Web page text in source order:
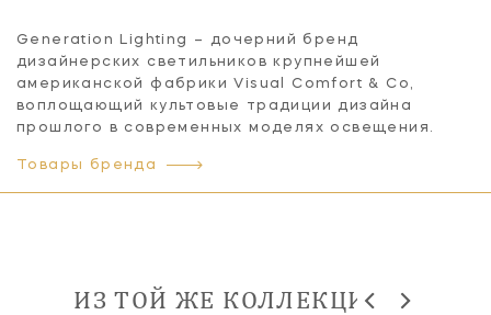
Generation Lighting – дочерний бренд
дизайнерских светильников крупнейшей
американской фабрики Visual Comfort & Co,
воплощающий культовые традиции дизайна
прошлого в современных моделях освещения.
Товары бренда
ИЗ ТОЙ ЖЕ КОЛЛЕКЦИИ